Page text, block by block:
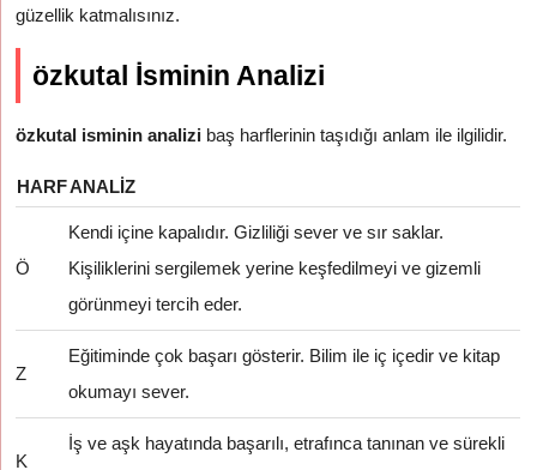
güzellik katmalısınız.
özkutal İsminin Analizi
özkutal isminin analizi baş harflerinin taşıdığı anlam ile ilgilidir.
HARFANALIZ
Ö
Kendi içine kapalıdır. Gizliliği sever ve sır saklar.
Kişiliklerini sergilemek yerine keşfedilmeyi ve gizemli
görünmeyi tercih eder.
Z
Eğitiminde çok başarı gösterir. Bilim ile iç içedir ve kitap
okumayı sever.
K
İş ve aşk hayatında başarılı, etrafınca tanınan ve sürekli